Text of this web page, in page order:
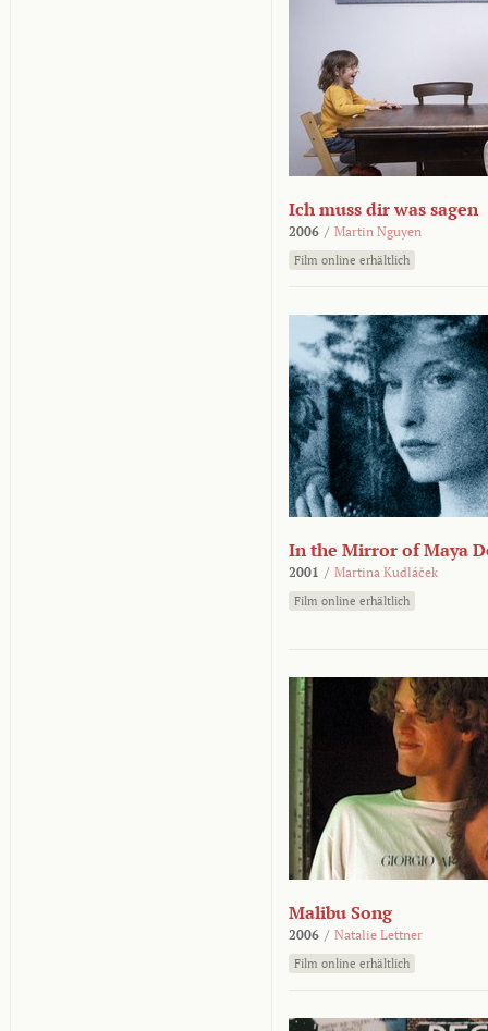
Ich muss dir was sagen
2006 / Martin Nguyen
Film online erhältlich
In the Mirror of Maya
2001 / Martina Kudláček
Film online erhältlich
Malibu Song
2006 / Natalie Lettner
Film online erhältlich